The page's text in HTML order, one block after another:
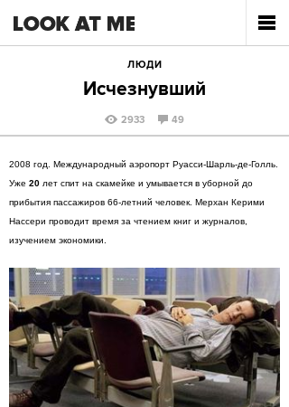
ЛЮДИ
Исчезнувший
2933 49
2008 год. Международный аэропорт Руасси-Шарль-де-Голль.
Уже 20 лет спит на скамейке и умывается в уборной до
прибытия пассажиров 66-летний человек. Мерхан Керими
Нассери проводит время за чтением книг и журналов,
изучением экономики.